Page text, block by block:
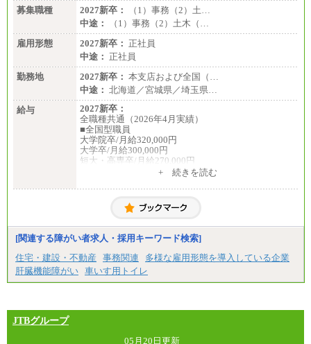
募集職種
2027新卒：
（1）事務（2）土…
中途：
（1）事務（2）土木（…
雇用形態
2027新卒： 正社員
中途： 正社員
勤務地
2027新卒： 本支店および全国（…
中途： 北海道／宮城県／埼玉県…
給与
2027新卒：
全職種共通（2026年4月実績）
■全国型職員
大学院卒/月給320,000円
大学卒/月給300,000円
短大・高専卒/月給270,000円
大学院卒/月給256,000円～288,000円
大学卒/月給240,000円～270,000円
短大・高専卒/月給216,000円～243,000円
■特定職員※
大学院卒/月給234,000円～263,000円
大学卒/月給219,000円～246,000円
短大・高専卒/月給197,000円～222,000円
※拠点型職員、特定職員の給与は、生活の拠点が定
全職種共通
+ 続きを読む
[関連する障がい者求人・採用キーワード検索]
住宅・建設・不動産
事務関連
多様な雇用形態を導入している企業
肝臓機能障がい 車いす用トイレ
JTBグループ
05月20日更新